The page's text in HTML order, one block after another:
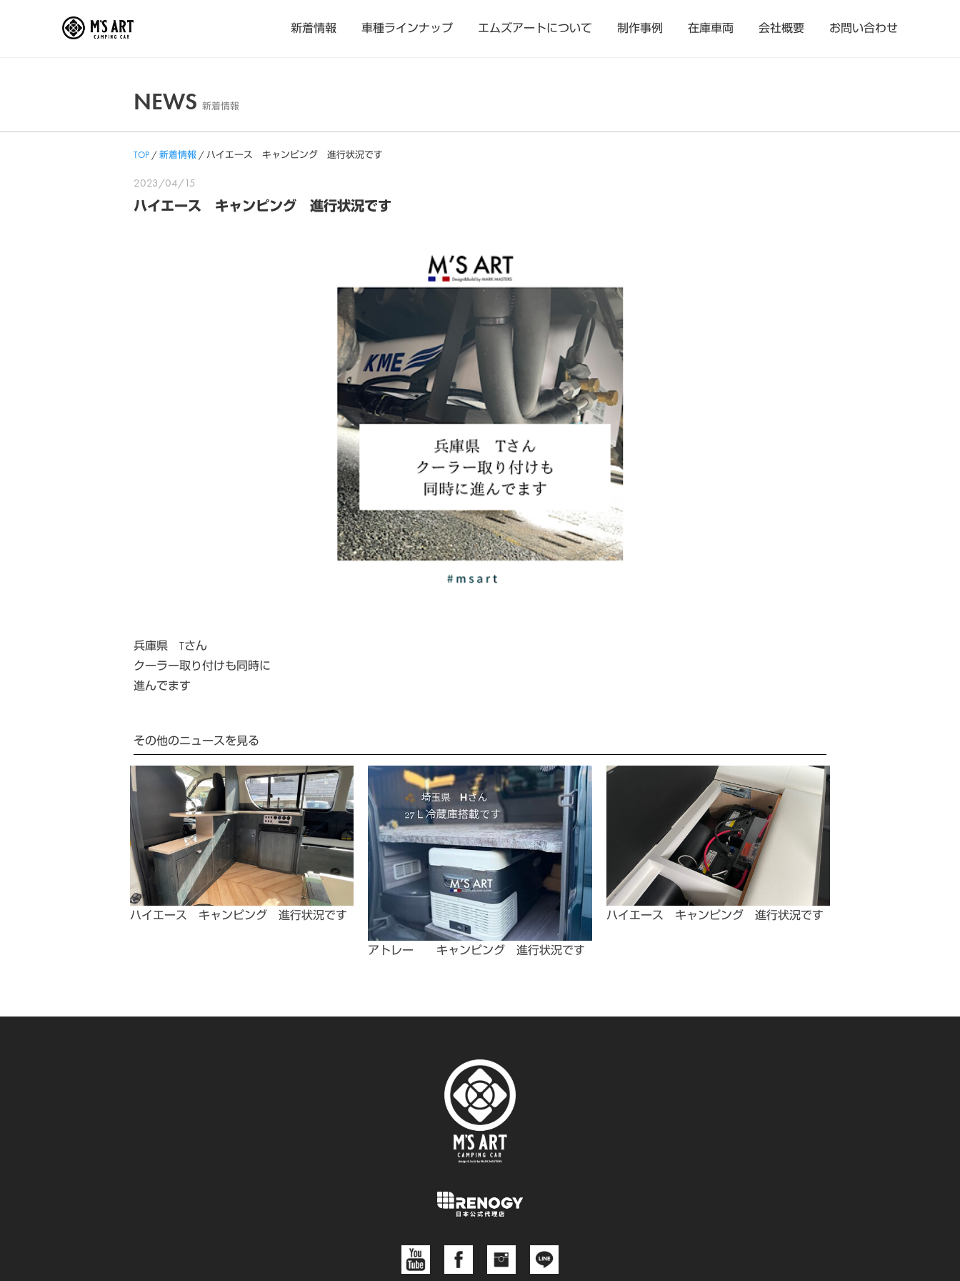
新着情報 車種ラインナップ エムズアートについて 制作事例 在庫車両 会社概要 お問い合わせ
NEWS 新着情報
TOP /新着情報 /ハイエース キャンピング 進行状況です
2023/04/15
ハイエース キャンピング 進行状況です
兵庫県 Tさん
クーラー取り付けも同時に
進んでます
その他のニュースを見る
ハイエース キャンピング 進行状況です
アトレー キャンピング 進行状況です
ハイエース キャンピング 進行状況です